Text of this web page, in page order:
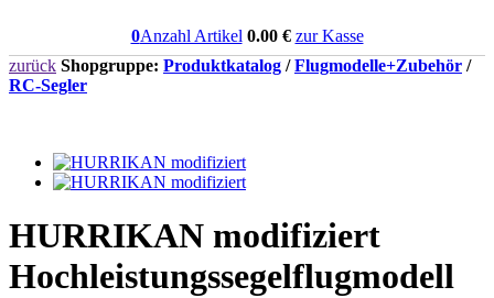
0Anzahl Artikel 0.00€ zur Kasse
zurück Shopgruppe: Produktkatalog /Flugmodelle+Zubehör /
RC-Segler
HURRIKAN modifiziert
Hochleistungssegelflugmodell